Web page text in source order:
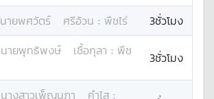
นายพศวัตร์ ศรีอ้วน : พืชไร่
3ชั่วโมง
นายพุทธิพงษ์ เชื้อกุลา : พืช
3ชั่วโมง
นางสาวเพ็ญนภา คำไส :